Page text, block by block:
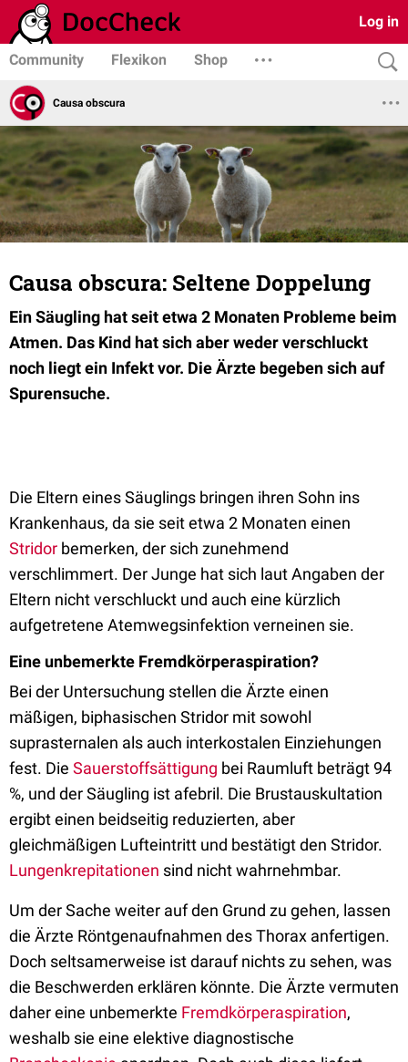
Log in
Community Flexikon Shop
Causa obscura
Causa obscura: Seltene Doppelung
Ein Säugling hat seit etwa 2 Monaten Probleme beim
Atmen. Das Kind hat sich aber weder verschluckt
noch liegt ein Infekt vor. Die Ärzte begeben sich auf
Spurensuche.
Die Eltern eines Säuglings bringen ihren Sohn ins
Krankenhaus, da sie seit etwa 2 Monaten einen
Stridor bemerken, der sich zunehmend
verschlimmert. Der Junge hat sich laut Angaben der
Eltern nicht verschluckt und auch eine kürzlich
aufgetretene Atemwegsinfektion verneinen sie.
Eine unbemerkte Fremdkörperaspiration?
Bei der Untersuchung stellen die Ärzte einen
mäßigen, biphasischen Stridor mit sowohl
suprasternalen als auch interkostalen Einziehungen
fest. Die Sauerstoffsättigung bei Raumluft beträgt 94
%, und der Säugling ist afebril. Die Brustauskultation
ergibt einen beidseitig reduzierten, aber
gleichmäßigen Lufteintritt und bestätigt den Stridor.
Lungenkrepitationen sind nicht wahrnehmbar.
Um der Sache weiter auf den Grund zu gehen, lassen
die Ärzte Röntgenaufnahmen des Thorax anfertigen.
Doch seltsamerweise ist darauf nichts zu sehen, was
die Beschwerden erklären könnte. Die Ärzte vermuten
daher eine unbemerkte Fremdkörperaspiration,
weshalb sie eine elektive diagnostische